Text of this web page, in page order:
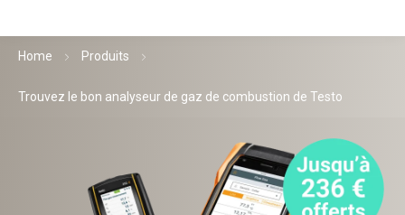
Home Produits
Trouvez le bon analyseur de gaz de combustion de Testo